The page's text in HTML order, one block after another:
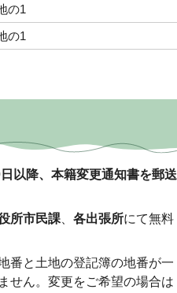
の1
の1
以降、本籍変更通知書を郵送
所市民課 各出張所にて無料
番と土地の登記簿の地番が一
せん。変更をご希望の場合は